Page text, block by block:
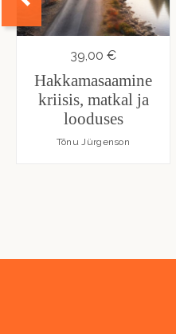
39,00 €
Hakkamasaamine
kriisis, matkal ja
looduses
Tõnu Jürgenson